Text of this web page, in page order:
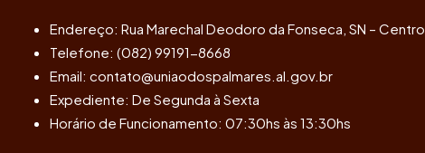
Endereço: Rua Marechal Deodoro da Fonseca, SN – Centro
Telefone: (082) 99191-8668
Email: contato@uniaodospalmares.al.gov.br
Expediente: De Segunda à Sexta
Horário de Funcionamento: 07:30hs às 13:30hs